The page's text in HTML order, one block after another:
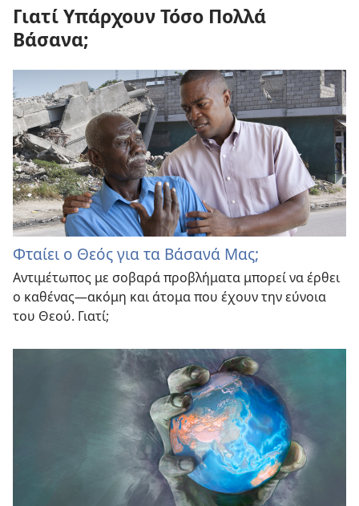
Γιατί Υπάρχουν Τόσο Πολλά
Βάσανα;
Φταίει ο Θεός για τα Βάσανά Μας;
Αντιμέτωπος με σοβαρά προβλήματα μπορεί να έρθει
ο καθένας—ακόμη και άτομα που έχουν την εύνοια
του Θεού. Γιατί;